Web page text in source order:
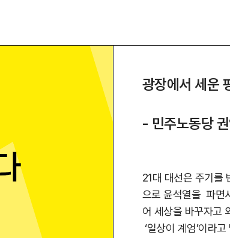
광장에서 세운
- 민주노동당
21대 대선은 주기를
으로 윤석열을 파면
어 세상을 바꾸자고
‘일상이 계엄’이라